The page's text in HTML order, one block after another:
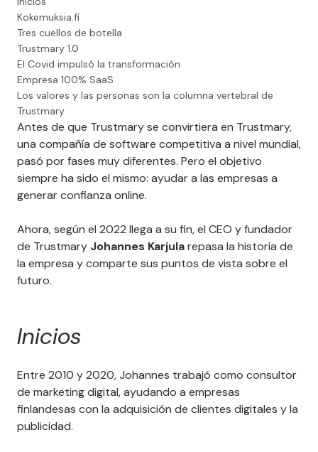
Kokemuksia.fi
Tres cuellos de botella
Trustmary 1.0
El Covid impulsó la transformación
Empresa 100% SaaS
Los valores y las personas son la columna vertebral de
Trustmary
Antes de que Trustmary se convirtiera en Trustmary,
una compañía de software competitiva a nivel mundial,
pasó por fases muy diferentes. Pero el objetivo
siempre ha sido el mismo: ayudar a las empresas a
generar confianza online.
Ahora, según el 2022 llega a su fin, el CEO y fundador
de Trustmary Johannes Karjularepasa la historia de
la empresa y comparte sus puntos de vista sobre el
futuro.
Inicios
Entre 2010 y 2020, Johannes trabajó como consultor
de marketing digital, ayudando a empresas
finlandesas con la adquisición de clientes digitales y la
publicidad.